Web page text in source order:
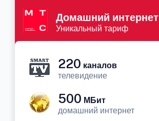
Домашний интернет
Уникальный тариф
220 каналов
телевидение
500 МБит
домашний интернет